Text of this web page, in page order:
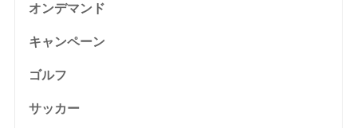
オンデマンド
キャンペーン
ゴルフ
サッカー